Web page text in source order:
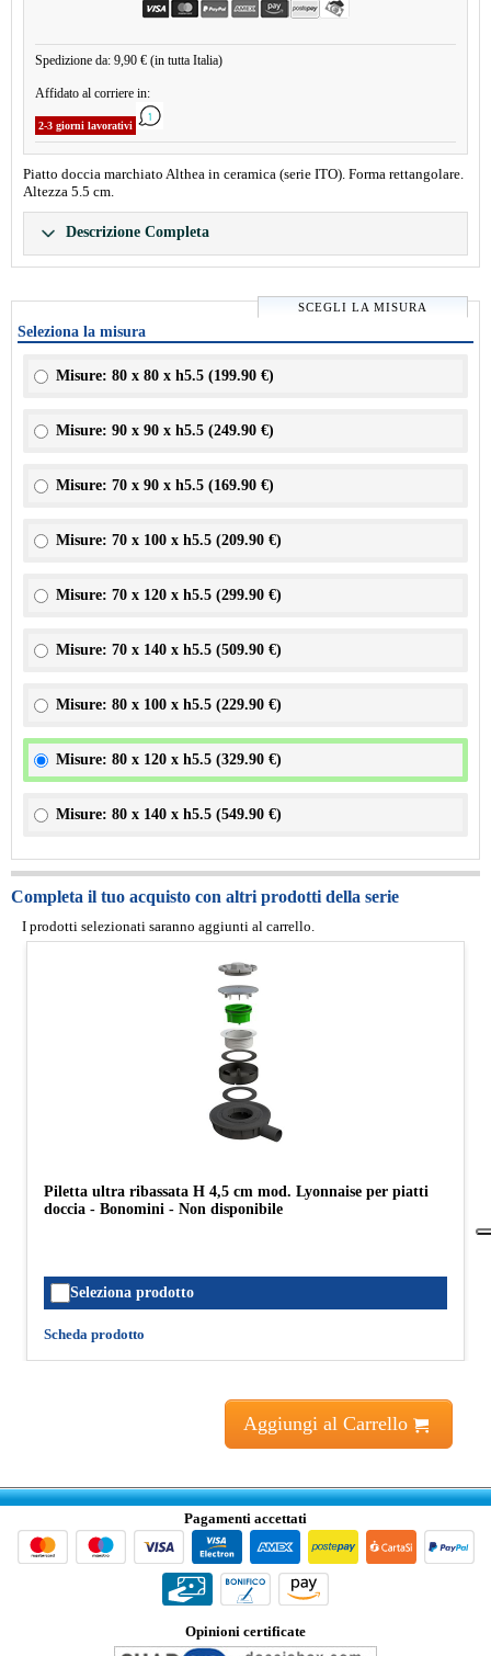
Spedizione da: 9,90 € (in tutta Italia)
Affidato al corriere in:
2-3 giorni lavorativi
Piatto doccia marchiato Althea in ceramica (serie ITO). Forma rettangolare.
Altezza 5.5 cm.
Descrizione Completa
SCEGLI LA MISURA
Seleziona la misura
Misure: 80 x 80 x h5.5 (199.90 €)
Misure: 90 x 90 x h5.5 (249.90 €)
Misure: 70 x 90 x h5.5 (169.90 €)
Misure: 70 x 100 x h5.5 (209.90 €)
Misure: 70 x 120 x h5.5 (299.90 €)
Misure: 70 x 140 x h5.5 (509.90 €)
Misure: 80 x 100 x h5.5 (229.90 €)
Misure: 80 x 120 x h5.5 (329.90 €)
Misure: 80 x 140 x h5.5 (549.90 €)
Completa il tuo acquisto con altri prodotti della serie
I prodotti selezionati saranno aggiunti al carrello.
Piletta ultra ribassata H 4,5 cm mod. Lyonnaise per piatti
doccia - Bonomini - Non disponibile
Seleziona prodotto
Scheda prodotto
Aggiungi al Carrello
Pagamenti accettati
Opinioni certificate